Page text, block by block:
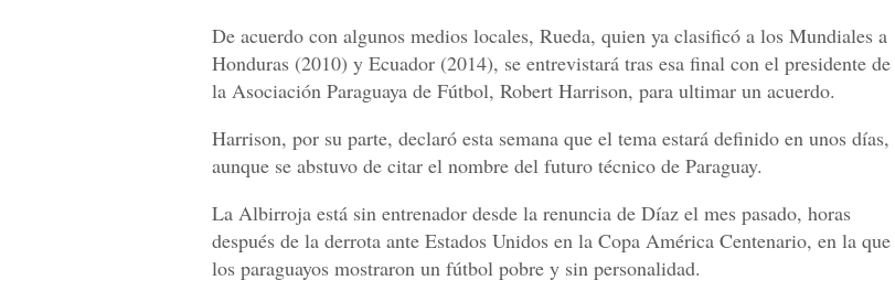
De acuerdo con algunos medios locales, Rueda, quien ya clasificó a los Mundiales a
Honduras (2010) y Ecuador (2014), se entrevistará tras esa final con el presidente de
la Asociación Paraguaya de Fútbol, Robert Harrison, para ultimar un acuerdo.
Harrison, por su parte, declaró esta semana que el tema estará definido en unos días,
aunque se abstuvo de citar el nombre del futuro técnico de Paraguay.
La Albirroja está sin entrenador desde la renuncia de Díaz el mes pasado, horas
después de la derrota ante Estados Unidos en la Copa América Centenario, en la que
los paraguayos mostraron un fútbol pobre y sin personalidad.